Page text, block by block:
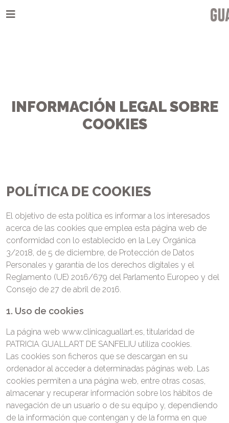
INFORMACIÓN LEGAL SOBRE
COOKIES
POLÍTICA DE COOKIES
El objetivo de esta política es informar a los interesados
acerca de las cookies que emplea esta página web de
conformidad con lo establecido en la Ley Orgánica
3/2018, de 5 de diciembre, de Protección de Datos
Personales y garantía de los derechos digitales y el
Reglamento (UE) 2016/679 del Parlamento Europeo y del
Consejo de 27 de abril de 2016.
1. Uso de cookies
La página web www.clinicaguallart.es, titularidad de
PATRICIA GUALLART DE SANFELIU utiliza cookies.
Las cookies son ficheros que se descargan en su
ordenador al acceder a determinadas páginas web. Las
cookies permiten a una página web, entre otras cosas,
almacenar y recuperar información sobre los hábitos de
navegación de un usuario o de su equipo y, dependiendo
de la información que contengan y de la forma en que